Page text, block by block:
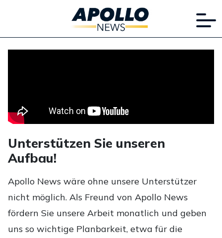
Unterstützen Sie unseren
Aufbau!
Apollo News wäre ohne unsere Unterstützer
nicht möglich. Als Freund von Apollo News
fördern Sie unsere Arbeit monatlich und geben
uns so wichtige Planbarkeit, etwa für die